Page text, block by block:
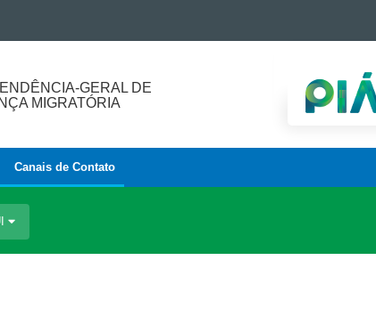
GERAL DE
MIGRATÓRIA
Canais de Contato